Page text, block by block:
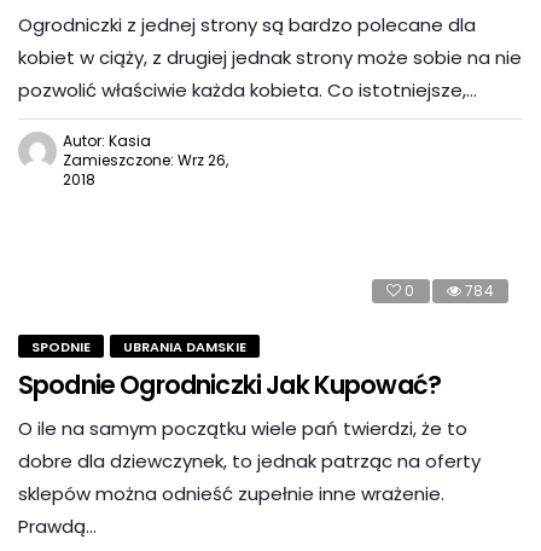
Ogrodniczki z jednej strony są bardzo polecane dla
kobiet w ciąży, z drugiej jednak strony może sobie na nie
pozwolić właściwie każda kobieta. Co istotniejsze,…
Autor: Kasia
Zamieszczone: Wrz 26,
2018
0 784
SPODNIE UBRANIA DAMSKIE
Spodnie Ogrodniczki Jak Kupować?
O ile na samym początku wiele pań twierdzi, że to
dobre dla dziewczynek, to jednak patrząc na oferty
sklepów można odnieść zupełnie inne wrażenie.
Prawdą…